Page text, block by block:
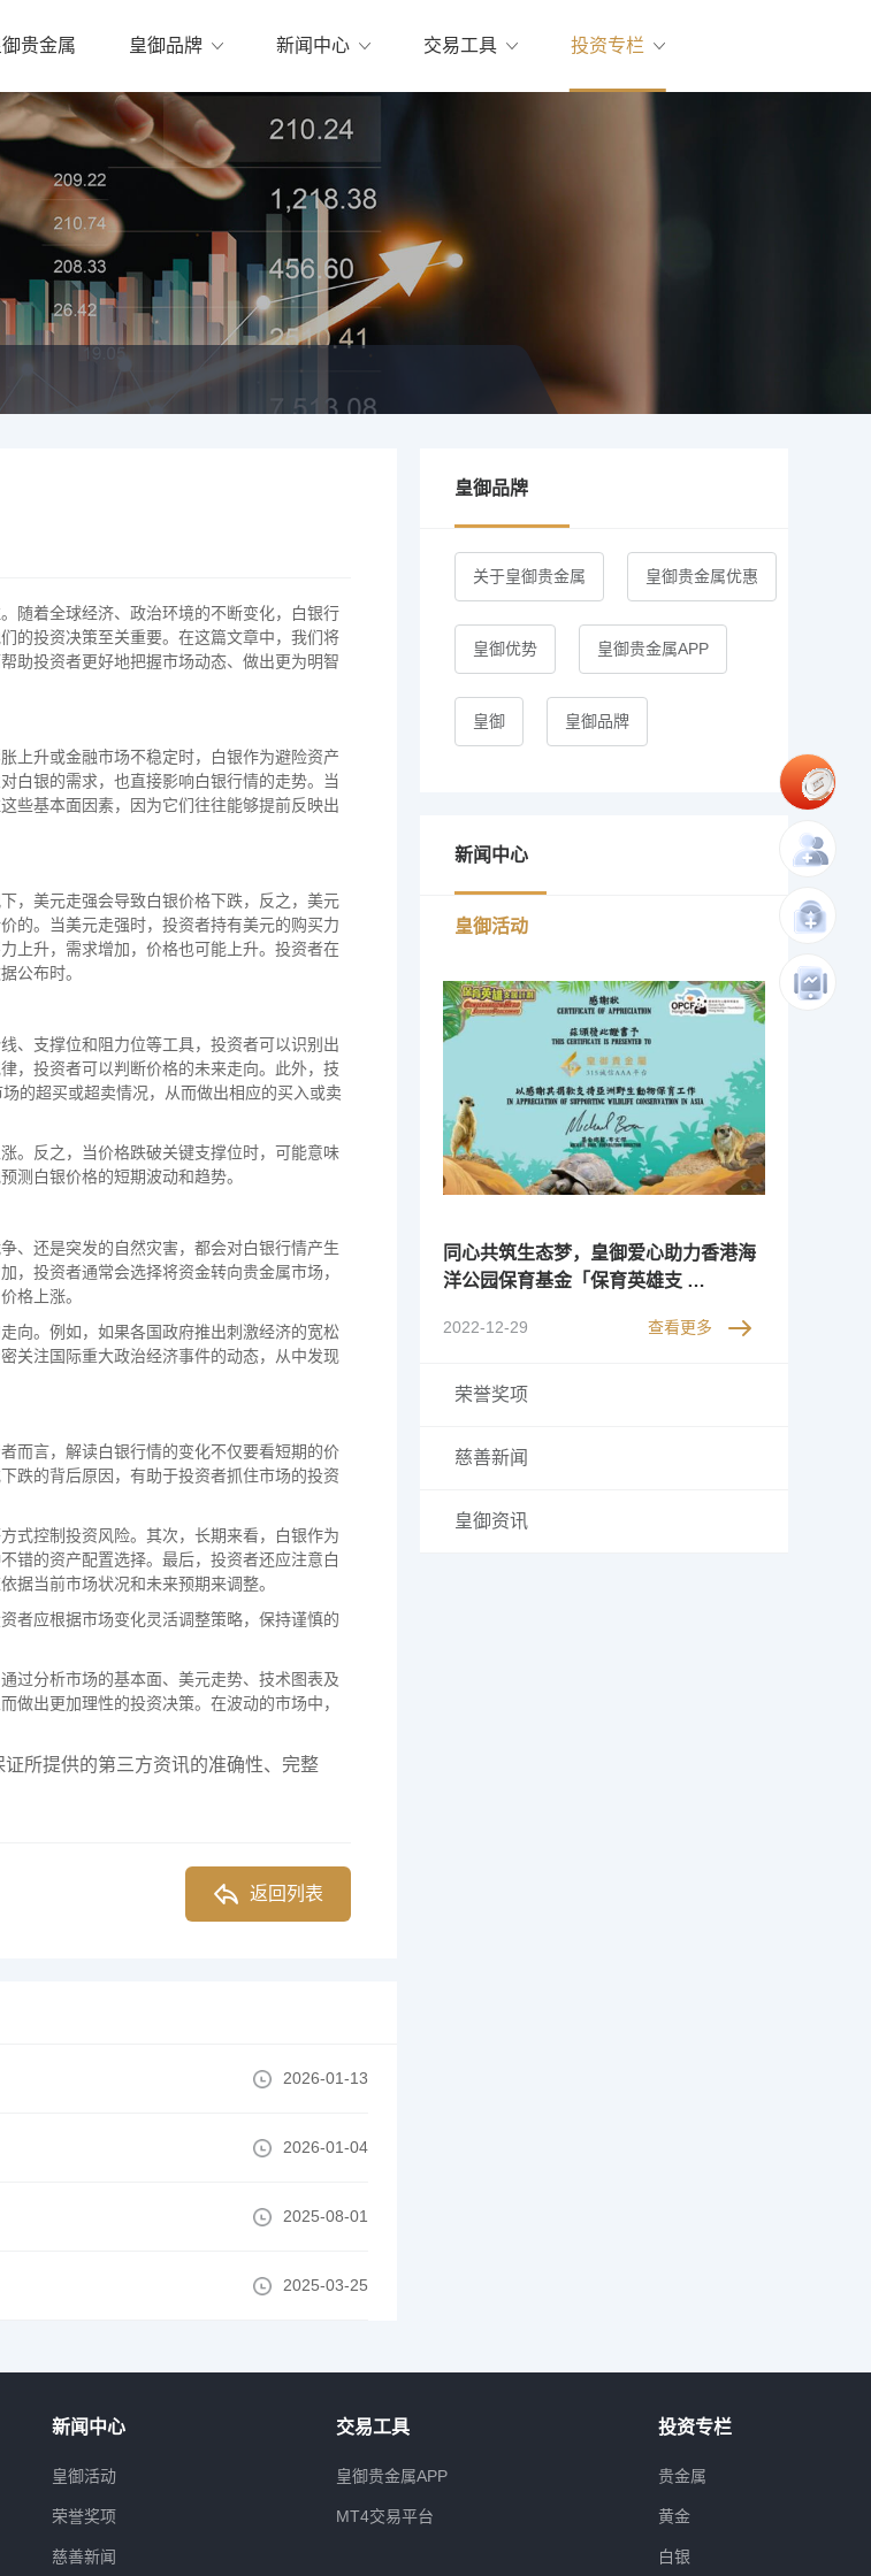
御贵金属 皇御品牌 新闻中心 交易工具 投资专栏
随着全球经济、政治环境的不断变化，白银行
的投资决策至关重要。在这篇文章中，我们将
助投资者更好地把握市场动态、做出更为明智
上升或金融市场不稳定时，白银作为避险资产
白银的需求，也直接影响白银行情的走势。当
些基本面因素，因为它们往往能够提前反映出
，美元走强会导致白银价格下跌，反之，美元
的。当美元走强时，投资者持有美元的购买力
上升，需求增加，价格也可能上升。投资者在
公布时。
、支撑位和阻力位等工具，投资者可以识别出
，投资者可以判断价格的未来走向。此外，技
的超买或超卖情况，从而做出相应的买入或卖
。反之，当价格跌破关键支撑位时，可能意味
测白银价格的短期波动和趋势。
、还是突发的自然灾害，都会对白银行情产生
，投资者通常会选择将资金转向贵金属市场，
格上涨。
向。例如，如果各国政府推出刺激经济的宽松
关注国际重大政治经济事件的动态，从中发现
而言，解读白银行情的变化不仅要看短期的价
跌的背后原因，有助于投资者抓住市场的投资
式控制投资风险。其次，长期来看，白银作为
错的资产配置选择。最后，投资者还应注意白
据当前市场状况和未来预期来调整。
者应根据市场变化灵活调整策略，保持谨慎的
过分析市场的基本面、美元走势、技术图表及
做出更加理性的投资决策。在波动的市场中，
所提供的第三方资讯的准确性、完整
返回列表
2026-01-13
2026-01-04
2025-08-01
2025-03-25
皇御品牌
关于皇御贵金属 皇御贵金属优惠
皇御优势 皇御贵金属APP
皇御 皇御品牌
新闻中心
皇御活动
同心共筑生态梦，皇御爱心助力香港海
洋公园保育基金「保育英雄支 …
2022-12-29 查看更多
荣誉奖项
慈善新闻
皇御资讯
新闻中心
皇御活动
荣誉奖项
慈善新闻
交易工具
皇御贵金属APP
MT4交易平台
投资专栏
贵金属
黄金
白银